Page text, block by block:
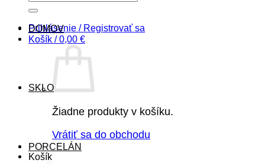
Prihlásenie / Registrovať sa
Košík /0,00 €
Žiadne produkty v košíku.
Vrátiť sa do obchodu
Košík
DOMOV
SKLO
PORCELÁN